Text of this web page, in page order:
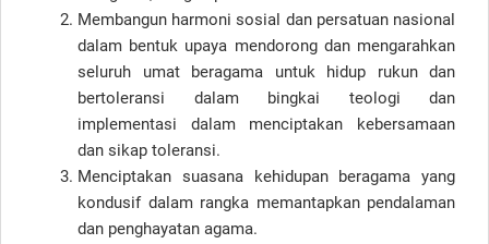
Membangun harmoni sosial dan persatuan nasional
dalam bentuk upaya mendorong dan mengarahkan
seluruh umat beragama untuk hidup rukun dan
bertoleransi dalam bingkai teologi dan
implementasi dalam menciptakan kebersamaan
dan sikap toleransi.
Menciptakan suasana kehidupan beragama yang
kondusif dalam rangka memantapkan pendalaman
dan penghayatan agama.